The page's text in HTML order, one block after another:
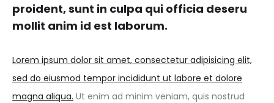
proident, sunt in culpa qui officia deseru
mollit anim id est laborum.
Lorem ipsum dolor sit amet, consectetur adipisicing elit,
sed do eiusmod tempor incididunt ut labore et dolore
magna aliqua. Ut enim ad minim veniam, quis nostrud